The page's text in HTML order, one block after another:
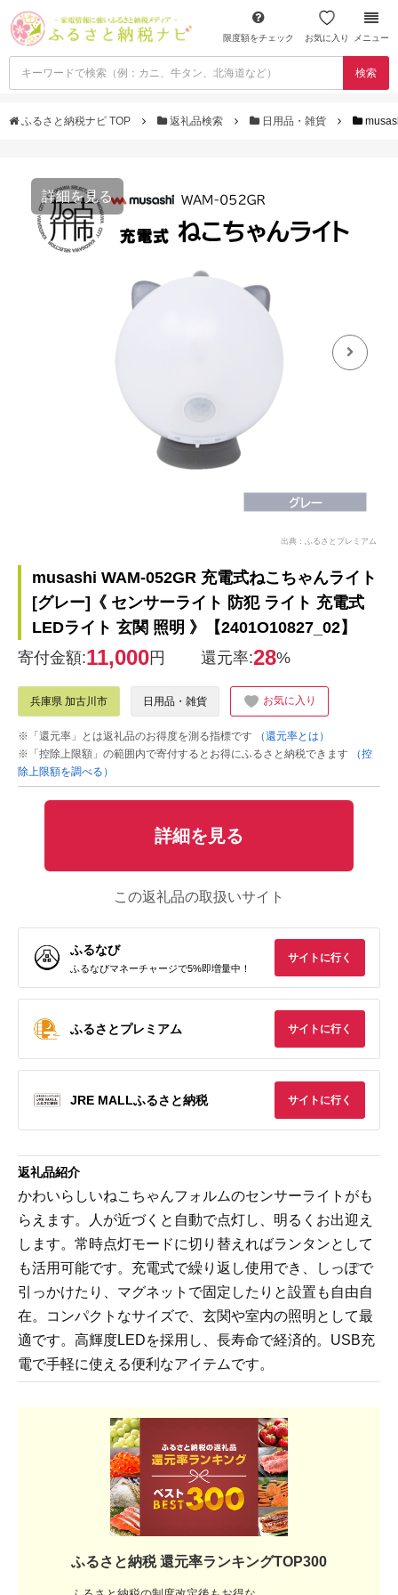
限度額をチェック お気に入り メニュー
検索
ふるさと納税ナビ TOP 返礼品検索 日用品・雑貨
詳細を見る
出典：ふるさとプレミアム
musashi WAM-052GR 充電式ねこちゃんライト
[グレー]《 センサーライト 防犯 ライト 充電式
LEDライト 玄関 照明 》【2401O10827_02】
寄付金額:11,000円 還元率:28%
兵庫県 加古川市 日用品・雑貨 お気に入り
※「還元率」とは返礼品のお得度を測る指標です
（還元率とは）
※「控除上限額」の範囲内で寄付するとお得にふるさと納税できます
（控
除上限額を調べる）
詳細を見る
この返礼品の取扱いサイト
ふるなび
ふるなびマネーチャージで5%即増量中！
サイトに行く
ふるさとプレミアム サイトに行く
JRE MALLふるさと納税 サイトに行く
返礼品紹介
かわいらしいねこちゃんフォルムのセンサーライトがも
らえます。人が近づくと自動で点灯し、明るくお出迎え
します。常時点灯モードに切り替えればランタンとして
も活用可能です。充電式で繰り返し使用でき、しっぽで
引っかけたり、マグネットで固定したりと設置も自由自
在。コンパクトなサイズで、玄関や室内の照明として最
適です。高輝度LEDを採用し、長寿命で経済的。USB充
電で手軽に使える便利なアイテムです。
ふるさと納税 還元率ランキングTOP300